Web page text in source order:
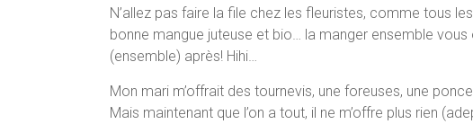
N’allez pas faire la file chez les fleuristes, comme tous
bonne mangue juteuse et bio… la manger ensemble
(ensemble) après! Hihi…
Mon mari m’offrait des tournevis, une foreuses, une
Mais maintenant que l’on a tout, il ne m’offre plus rien